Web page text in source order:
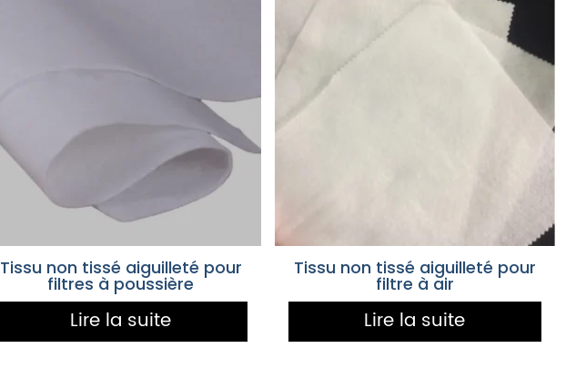
Tissu non tissé aiguilleté pour
filtres à poussière
Lire la suite
Tissu non tissé aiguilleté pour
filtre à air
Lire la suite